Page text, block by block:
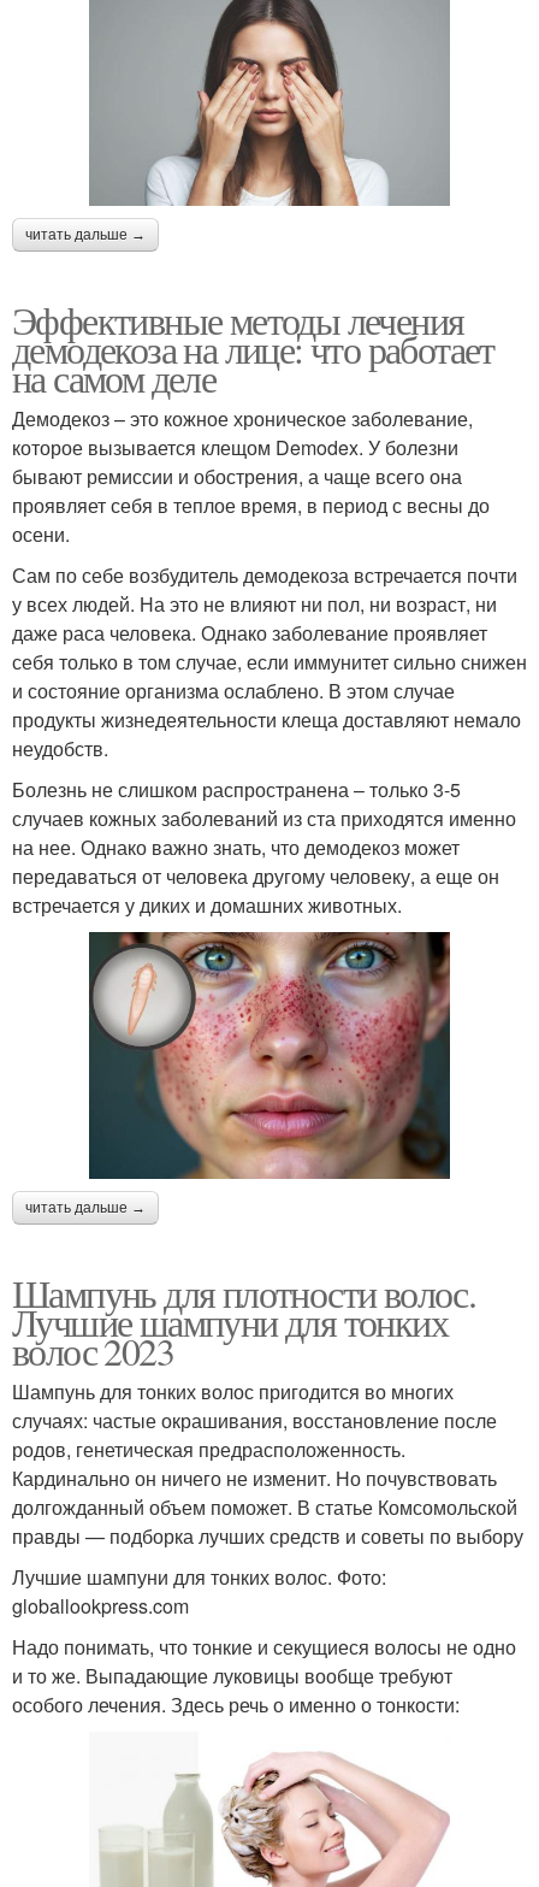
читать дальше →
Эффективные методы лечения
демодекоза на лице: что работает
на самом деле
Демодекоз – это кожное хроническое заболевание,
которое вызывается клещом Demodex. У болезни
бывают ремиссии и обострения, а чаще всего она
проявляет себя в теплое время, в период с весны до
осени.
Сам по себе возбудитель демодекоза встречается почти
у всех людей. На это не влияют ни пол, ни возраст, ни
даже раса человека. Однако заболевание проявляет
себя только в том случае, если иммунитет сильно снижен
и состояние организма ослаблено. В этом случае
продукты жизнедеятельности клеща доставляют немало
неудобств.
Болезнь не слишком распространена – только 3-5
случаев кожных заболеваний из ста приходятся именно
на нее. Однако важно знать, что демодекоз может
передаваться от человека другому человеку, а еще он
встречается у диких и домашних животных.
читать дальше →
Шампунь для плотности волос.
Лучшие шампуни для тонких
волос 2023
Шампунь для тонких волос пригодится во многих
случаях: частые окрашивания, восстановление после
родов, генетическая предрасположенность.
Кардинально он ничего не изменит. Но почувствовать
долгожданный объем поможет. В статье Комсомольской
правды — подборка лучших средств и советы по выбору
Лучшие шампуни для тонких волос. Фото:
globallookpress.com
Надо понимать, что тонкие и секущиеся волосы не одно
и то же. Выпадающие луковицы вообще требуют
особого лечения. Здесь речь о именно о тонкости: